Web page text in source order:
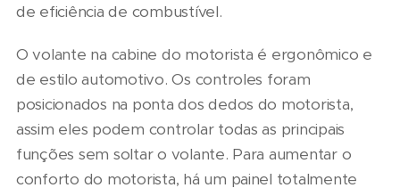
de eficiência de combustível.
O volante na cabine do motorista é ergonômico e
de estilo automotivo. Os controles foram
posicionados na ponta dos dedos do motorista,
assim eles podem controlar todas as principais
funções sem soltar o volante. Para aumentar o
conforto do motorista, há um painel totalmente